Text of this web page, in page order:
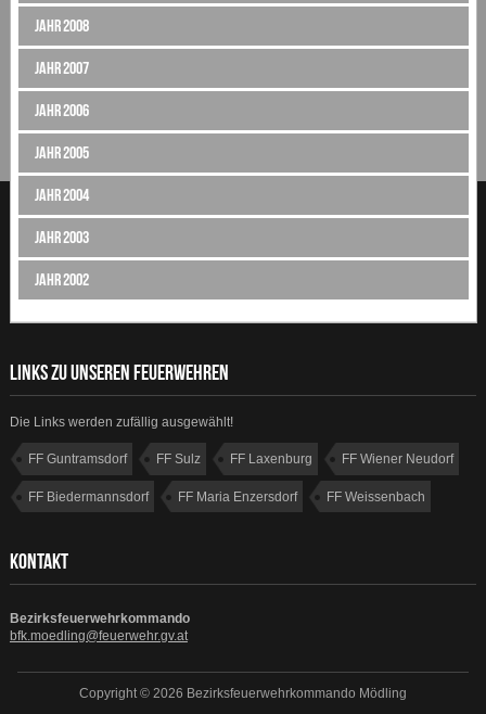
Jahr 2008
Jahr 2007
Jahr 2006
Jahr 2005
Jahr 2004
Jahr 2003
Jahr 2002
LINKS ZU UNSEREN FEUERWEHREN
Die Links werden zufällig ausgewählt!
FF Guntramsdorf FF Sulz FF Laxenburg FF Wiener Neudorf
FF Biedermannsdorf FF Maria Enzersdorf FF Weissenbach
KONTAKT
Bezirksfeuerwehrkommando
bfk.moedling@feuerwehr.gv.at
Copyright © 2026 Bezirksfeuerwehrkommando Mödling